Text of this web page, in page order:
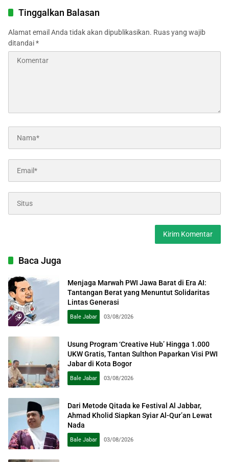
Tinggalkan Balasan
Alamat email Anda tidak akan dipublikasikan. Ruas yang wajib
ditandai*
Baca Juga
Menjaga Marwah PWI Jawa Barat di Era AI:
Tantangan Berat yang Menuntut Solidaritas
Lintas Generasi
Bale Jabar 03/08/2026
Usung Program ‘Creative Hub’ Hingga 1.000
UKW Gratis, Tantan Sulthon Paparkan Visi PWI
Jabar di Kota Bogor
Bale Jabar 03/08/2026
Dari Metode Qitada ke Festival Al Jabbar,
Ahmad Kholid Siapkan Syiar Al-Qur’an Lewat
Nada
Bale Jabar 03/08/2026